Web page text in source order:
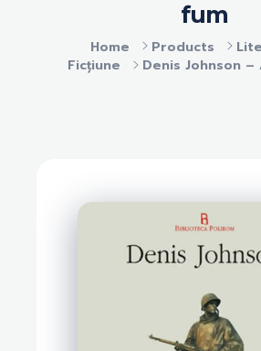
Home Products
Ficțiune
Denis Johnson
fum